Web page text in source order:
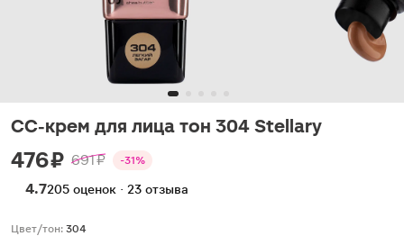
СC-крем для лица тон 304 Stellary
476 ₽ 691 ₽ -31%
4.7205 оценок · 23 отзыва
Цвет/тон: 304